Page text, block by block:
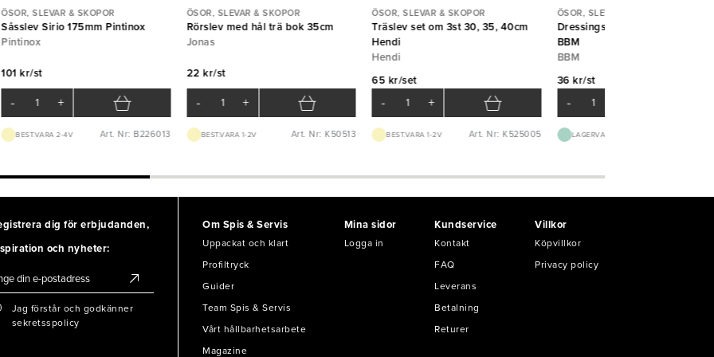
ÖSOR, SLEVAR & SKOPOR
Såsslev Sirio 175mm Pintinox
Pintinox
101 kr/st
- +
BEST.VARA 2-4V Art. Nr: B226013
ÖSOR, SLEVAR & SKOPOR
Rörslev med hål trä bok 35cm
Jonas
22 kr/st
- +
BEST.VARA 1-2V Art. Nr: K50513
ÖSOR, SLEVAR & SKOPOR
Träslev set om 3st 30, 35, 40cm
Hendi
Hendi
65 kr/set
- +
BEST.VARA 1-2V Art. Nr: K525005
ÖSOR, SLEVAR & SKOPOR
Dressingslev Captain 5cl
BBM
BBM
36 kr/st
-
LAGERVARA
dig för erbjudanden,
och nyheter:
Jag förstår och godkänner
sekretsspolicy
Om Spis & Servis
Uppackat och klart
Profiltryck
Guider
Team Spis & Servis
Vårt hållbarhetsarbete
Magazine
Mina sidor
Logga in
Kundservice
Kontakt
FAQ
Leverans
Betalning
Returer
Villkor
Köpvillkor
Privacy policy